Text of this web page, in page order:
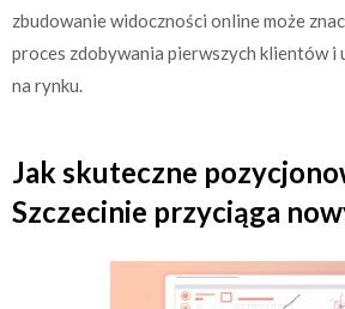
zbudowanie widoczności online może
proces zdobywania pierwszych klientów
na rynku.
Jak skuteczne
Szczecinie przyciąga